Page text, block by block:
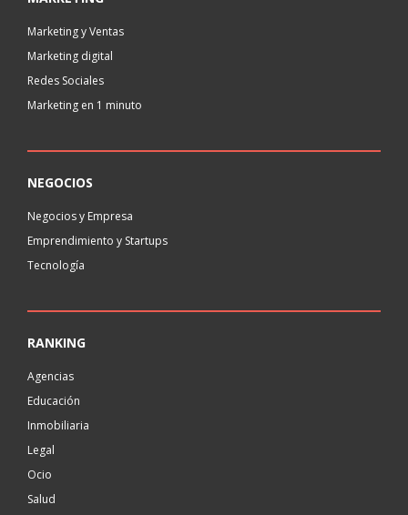
Marketing y Ventas
Marketing digital
Redes Sociales
Marketing en 1 minuto
NEGOCIOS
Negocios y Empresa
Emprendimiento y Startups
Tecnología
RANKING
Agencias
Educación
Inmobiliaria
Legal
Ocio
Salud